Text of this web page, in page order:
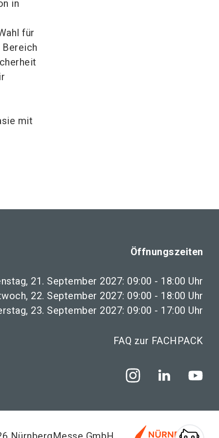
in
für
mit
Öffnungszeiten
21. September 2027: 09:00 - 18:00 Uhr
22. September 2027: 09:00 - 18:00 Uhr
23. September 2027: 09:00 - 17:00 Uhr
FAQ zur FACHPACK